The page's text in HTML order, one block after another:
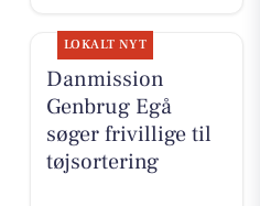
LOKALT NYT
Danmission
Genbrug Egå
søger frivillige til
tøjsortering